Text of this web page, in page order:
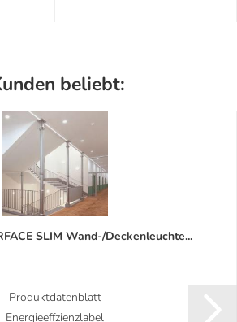
beliebt:
SLIM Wand-/Deckenleuchte...
Produktdatenblatt
Energieeffzienzlabel